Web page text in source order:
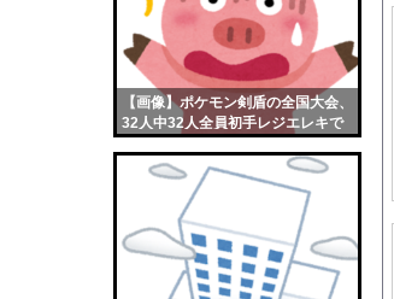
【画像】ポケモン剣盾の全国大会、
32人中32人全員初手レジエレキで